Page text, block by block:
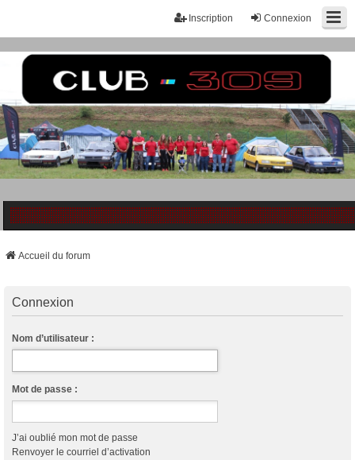
Connexion
Inscription
Accueil du forum
Connexion
Nom d’utilisateur :
Mot de passe :
J’ai oublié mon mot de passe
Renvoyer le courriel d’activation